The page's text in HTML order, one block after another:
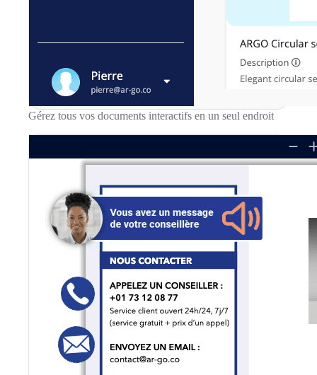
Gérez tous vos documents interactifs en un seul endroit